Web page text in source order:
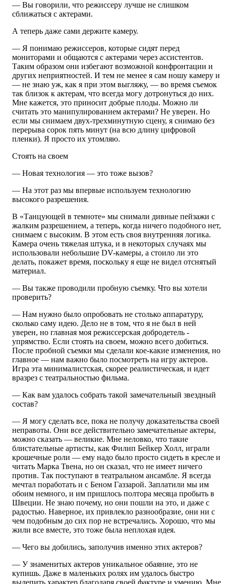
— Вы говорили, что режиссеру лучше не слишком
сближаться с актерами.
А теперь даже сами держите камеру.
— Я понимаю режиссеров, которые сидят перед
мониторами и общаются с актерами через ассистентов.
Таким образом они избегают возможной конфронтации и
других неприятностей. И тем не менее я сам ношу камеру и
— не знаю уж, как я при этом выгляжу, — во время съемок
так близок к актерам, что всегда могу дотронуться до них.
Мне кажется, это приносит добрые плоды. Можно ли
считать это манипулированием актерами? Не уверен. Но
если мы снимаем двух-трехминутную сцену, я снимаю без
перерыва сорок пять минут (на всю длину цифровой
пленки). Я просто их утомляю.
Стоять на своем
— Новая технология — это тоже вызов?
— На этот раз мы впервые используем технологию
высокого разрешения.
В «Танцующей в темноте» мы снимали дивные пейзажи с
жалким разрешением, а теперь, когда ничего подобного нет,
снимаем с высоким. В этом есть своя внутренняя логика.
Камера очень тяжелая штука, и в некоторых случаях мы
использовали небольшие DV-камеры, а стоило ли это
делать, покажет время, поскольку я еще не видел отснятый
материал.
— Вы также проводили пробную съемку. Что вы хотели
проверить?
— Нам нужно было опробовать не столько аппаратуру,
сколько саму идею. Дело не в том, что я не был в ней
уверен, но главная моя режиссерская добродетель -
упрямство. Если стоять на своем, можно всего добиться.
После пробной съемки мы сделали кое-какие изменения, но
главное — нам важно было посмотреть на игру актеров.
Игра эта минималистская, скорее реалистическая, и идет
вразрез с театральностью фильма.
— Как вам удалось собрать такой замечательный звездный
состав?
— Я могу сделать все, пока не получу доказательства своей
неправоты. Они все действительно замечательные актеры,
можно сказать — великие. Мне неловко, что такие
блистательные артисты, как Филип Бейкер Холл, играли
крошечные роли — ему надо было просто сидеть в кресле и
читать Марка Твена, но он сказал, что не имеет ничего
против. Так поступают в театральном ансамбле. Я всегда
мечтал поработать и с Беном Газзарой. Заплатили мы им
обоим немного, и им пришлось полтора месяца пробыть в
Швеции. Не знаю почему, но они пошли на это, и даже с
радостью. Наверное, их привлекло разнообразие, они ни с
чем подобным до сих пор не встречались. Хорошо, что мы
жили все вместе, это тоже была неплохая идея.
— Чего вы добились, заполучив именно этих актеров?
— У знаменитых актеров уникальное обаяние, это не
купишь. Даже в маленьких ролях им удалось быстро